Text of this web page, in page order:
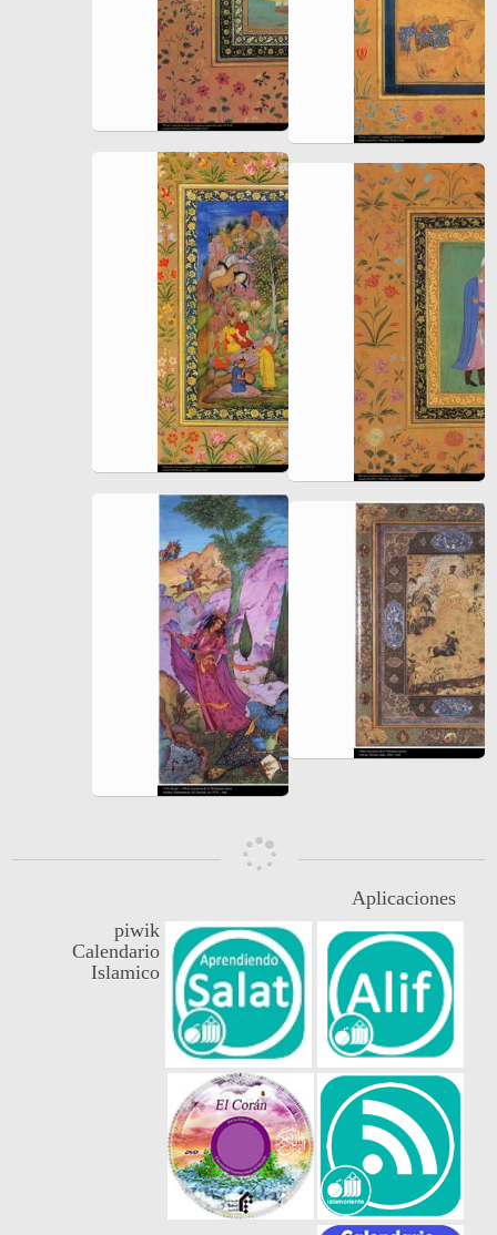
Aplicaciones
piwik
Calendario
Islamico